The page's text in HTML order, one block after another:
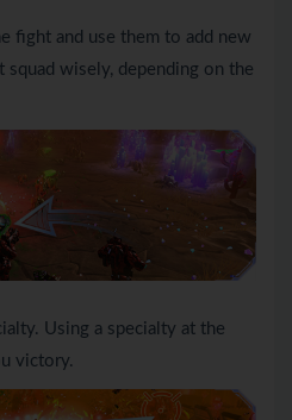
fight and use them to add new
squad wisely, depending on the
Using a specialty at the
victory.